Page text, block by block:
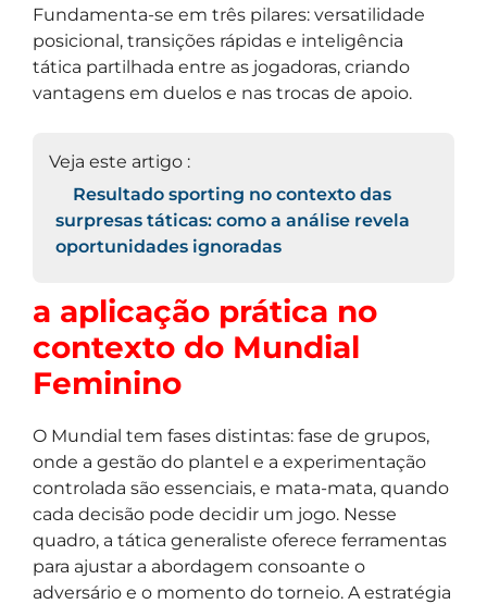
Fundamenta-se em três pilares: versatilidade
posicional, transições rápidas e inteligência
tática partilhada entre as jogadoras, criando
vantagens em duelos e nas trocas de apoio.
Veja este artigo :
Resultado sporting no contexto das
surpresas táticas: como a análise revela
oportunidades ignoradas
a aplicação prática no
contexto do Mundial
Feminino
O Mundial tem fases distintas: fase de grupos,
onde a gestão do plantel e a experimentação
controlada são essenciais, e mata-mata, quando
cada decisão pode decidir um jogo. Nesse
quadro, a tática generaliste oferece ferramentas
para ajustar a abordagem consoante o
adversário e o momento do torneio. A estratégia